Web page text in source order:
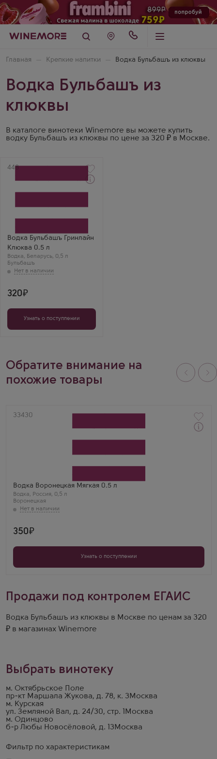
Главная Крепкие напитки Водка Бульбашъ из клюквы
Водка Бульбашъ из
клюквы
В каталоге винотеки Winemore вы можете купить
водку Бульбашъ из клюквы по цене за 320 ₽ в Москве.
Фильтр по характеристикам
Артикул
448
Водка Бульбашъ Гринлайн
Клюква 0.5 л
Водка, Беларусь, 0,5 л
Бульбашъ
Cranberry
Бульбашъ
320
Узнать о поступлении
Обратите внимание на
похожие товары
Артикул
33430
Водка Воронецкая Мягкая 0.5 л
Водка, Россия, 0,5 л
Воронецкая
350
Узнать о поступлении
Продажи под контролем ЕГАИС
Водка Бульбашъ из клюквы в Москве по ценам за 320
₽ в магазинах Winemore
Выбрать винотеку
м. Октябрьское Поле
пр-кт Маршала Жукова, д. 78, к. 3 Москва
м. Курская
ул. Земляной Вал, д. 24/30, стр. 1
Москва
м. Одинцово
б-р Любы Новосёловой, д. 13 Москва